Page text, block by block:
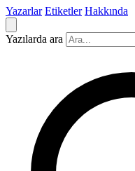
Yazarlar Etiketler Hakkında
Yazılarda ara